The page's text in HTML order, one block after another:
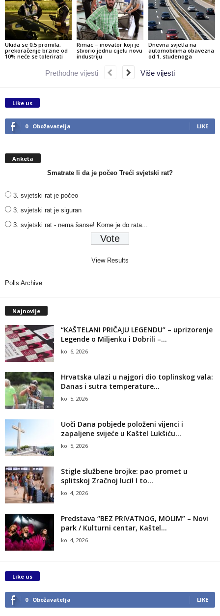
Ukida se 0,5 promila,
prekoračenje brzine od
10% neće se tolerirati
Rimac – inovator koji je
stvorio jednu cijelu novu
industriju
Dnevna svjetla na
automobilima obavezna
od 1. studenoga
Prethodne vijesti Više vijesti
Like us
0 Obožavatelja LIKE
Anketa
Smatrate li da je počeo Treći svjetski rat?
3. svjetski rat je počeo
3. svjetski rat je siguran
3. svjetski rat - nema šanse! Kome je do rata...
View Results
Polls Archive
Najnovije
“KAŠTELANI PRIČAJU LEGENDU” – uprizorenje
Legende o Miljenku i Dobrili –...
kol 6, 2026
Hrvatska ulazi u najgori dio toplinskog vala:
Danas i sutra temperature...
kol 5, 2026
Uoči Dana pobjede položeni vijenci i
zapaljene svijeće u Kaštel Lukšiću...
kol 5, 2026
Stigle službene brojke: pao promet u
splitskoj Zračnoj luci! I to...
kol 4, 2026
Predstava “BEZ PRIVATNOG, MOLIM” – Novi
park / Kulturni centar, Kaštel...
kol 4, 2026
Like us
0 Obožavatelja LIKE